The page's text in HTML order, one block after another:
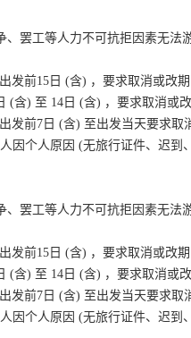
、罢工等人力不可抗拒因素无
前15日 (含) ，要求取消或改
含) 至 14日 (含) ，要求取消或
前7日 (含) 至出发当天要求取
个人原因 (无旅行证件、迟到
、罢工等人力不可抗拒因素无
前15日 (含) ，要求取消或改
含) 至 14日 (含) ，要求取消或
前7日 (含) 至出发当天要求取
个人原因 (无旅行证件、迟到